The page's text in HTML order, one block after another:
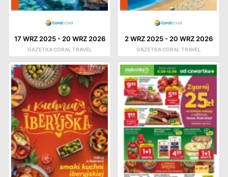
17 WRZ 2025- 20 WRZ 2026
GAZETKA CORAL TRAVEL
2 WRZ 2025- 20 WRZ 2026
GAZETKA CORAL TRAVEL